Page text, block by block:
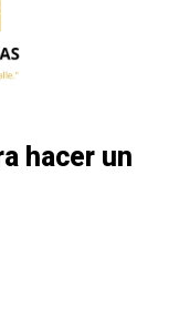
hacer un